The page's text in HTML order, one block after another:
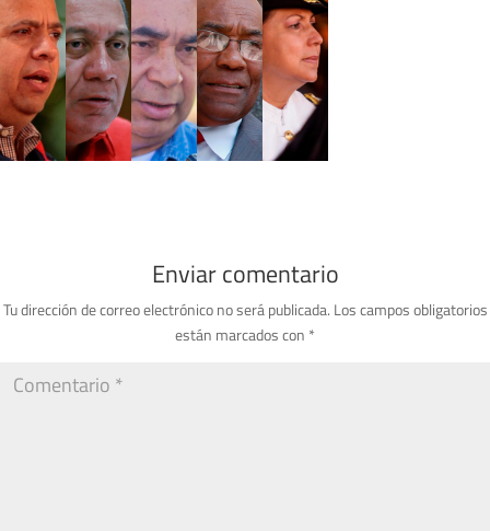
Enviar comentario
Tu dirección de correo electrónico no será publicada. Los campos obligatorios
están marcados con *